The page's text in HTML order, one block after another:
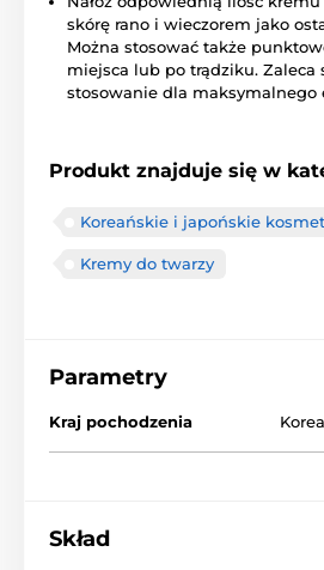
skórę rano i wieczorem jako
Można stosować także
miejsca lub po trądziku. Zaleca
stosowanie dla maksymalnego
Produkt znajduje się w
Koreańskie i japońskie
Kremy do twarzy
Parametry
Kraj pochodzenia
Skład